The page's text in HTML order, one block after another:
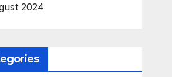
2024